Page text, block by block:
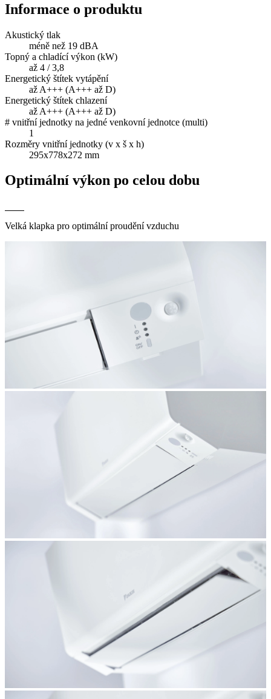
Informace o produktu
Akustický tlak
méně než 19 dBA
Topný a chladící výkon (kW)
až 4 / 3,8
Energetický štítek vytápění
až A+++ (A+++ až D)
Energetický štítek chlazení
až A+++ (A+++ až D)
# vnitřní jednotky na jedné venkovní jednotce (multi)
1
Rozměry vnitřní jednotky (v x š x h)
295x778x272 mm
Optimální výkon po celou dobu
Velká klapka pro optimální proudění vzduchu